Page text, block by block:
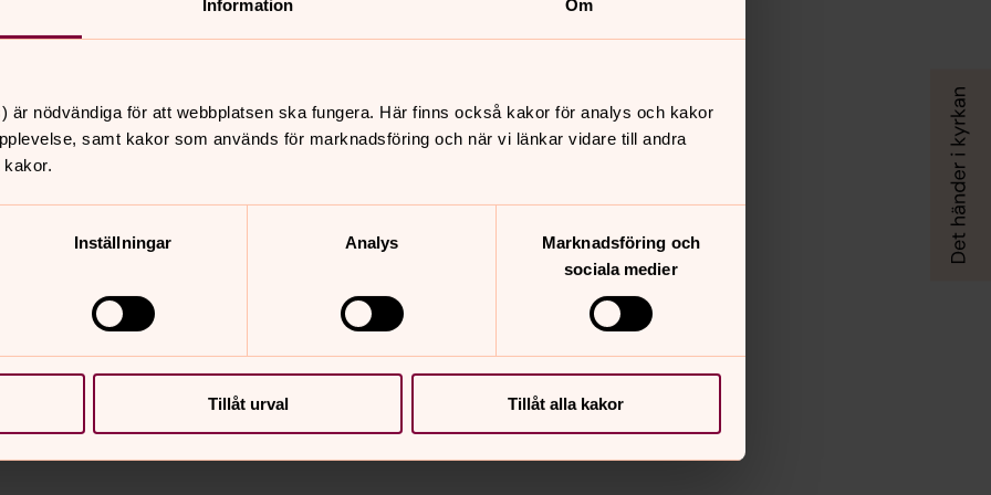
Information Om
är nödvändiga för att webbplatsen ska fungera. Här finns också kakor för analys och kakor
samt kakor som används för marknadsföring och när vi länkar vidare till andra
Inställningar Analys
Marknadsföring och
sociala medier
Tillåt urval Tillåt alla kakor
andra liknande avgifter accepteras
räntelagen.
och 252002-6028
252002-6028